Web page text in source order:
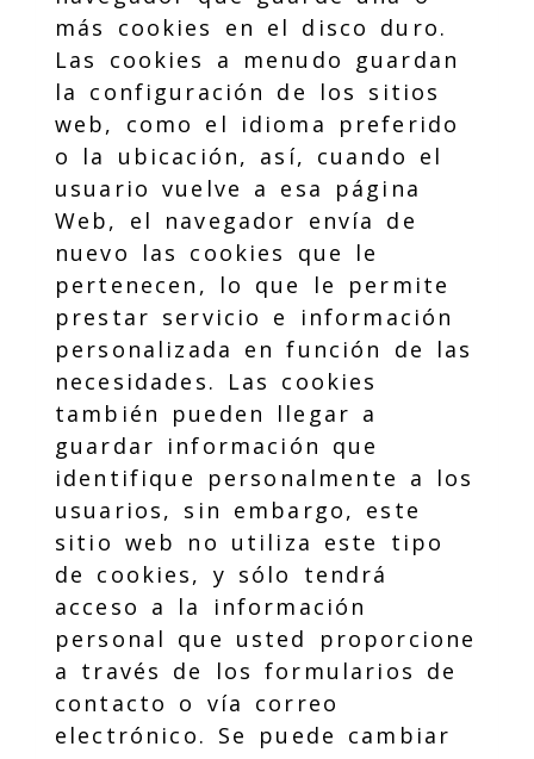
más cookies en el disco duro.
Las cookies a menudo guardan
la configuración de los sitios
web, como el idioma preferido
o la ubicación, así, cuando el
usuario vuelve a esa página
Web, el navegador envía de
nuevo las cookies que le
pertenecen, lo que le permite
prestar servicio e información
personalizada en función de las
necesidades. Las cookies
también pueden llegar a
guardar información que
identifique personalmente a los
usuarios, sin embargo, este
sitio web no utiliza este tipo
de cookies, y sólo tendrá
acceso a la información
personal que usted proporcione
a través de los formularios de
contacto o vía correo
electrónico. Se puede cambiar